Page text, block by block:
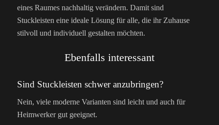
eines Raumes nachhaltig verändern. Damit sind
Stuckleisten eine ideale Lösung für alle, die ihr Zuhause
stilvoll und individuell gestalten möchten.
Ebenfalls interessant
Sind Stuckleisten schwer anzubringen?
Nein, viele moderne Varianten sind leicht und auch für
Heimwerker gut geeignet.